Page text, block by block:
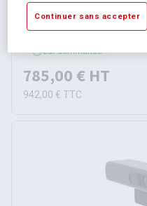
Caméra visioconférence
Sur commande
785,00 € HT
942,00 € TTC
Continuer sans accepter